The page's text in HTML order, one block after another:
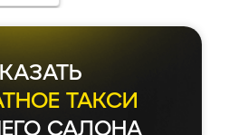
ТАКСИ
САЛОНА